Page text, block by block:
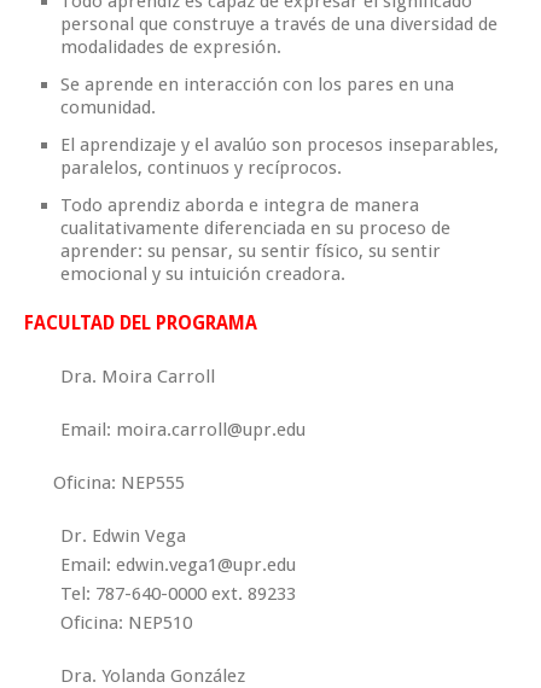
personal que construye a través de una diversidad de
modalidades de expresión.
Se aprende en interacción con los pares en una
comunidad.
El aprendizaje y el avalúo son procesos inseparables,
paralelos, continuos y recíprocos.
Todo aprendiz aborda e integra de manera
cualitativamente diferenciada en su proceso de
aprender: su pensar, su sentir físico, su sentir
emocional y su intuición creadora.
FACULTAD DEL PROGRAMA
Dra. Moira Carroll
Email: moira.carroll@upr.edu
Oficina: NEP555
Dr. Edwin Vega
Email: edwin.vega1@upr.edu
Tel: 787-640-0000 ext. 89233
Oficina: NEP510
Dra. Yolanda González